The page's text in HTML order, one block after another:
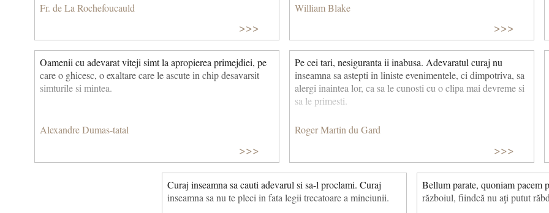
Fr. de La Rochefoucauld
>>>
William Blake
>>>
Oamenii cu adevarat viteji simt la apropierea primejdiei, pe
care o ghicesc, o exaltare care le ascute in chip desavarsit
simturile si mintea.
Alexandre Dumas-tatal
>>>
Pe cei tari, nesiguranta ii inabusa. Adevaratul curaj nu
inseamna sa astepti in liniste evenimentele, ci dimpotriva, sa
alergi inaintea lor, ca sa le cunosti cu o clipa mai devreme si
sa le primesti.
Roger Martin du Gard
>>>
Curaj inseamna sa cauti adevarul si sa-l proclami. Curaj
inseamna sa nu te pleci in fata legii trecatoare a minciunii.
Bellum parate, quoniam pacem
războiul, fiindcă nu aţi putut